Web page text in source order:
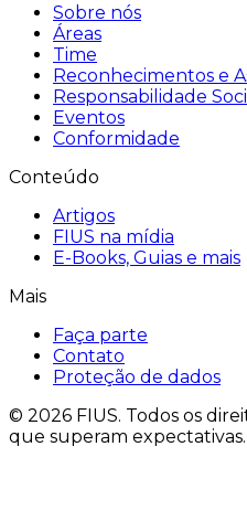
Sobre nós
Áreas
Time
Reconhecimentos e
Responsabilidade
Eventos
Conformidade
Conteúdo
Artigos
FIUS na mídia
E-Books, Guias e mais
Mais
Faça parte
Contato
Proteção de dados
© 2026 FIUS. Todos os
que superam expectativas.